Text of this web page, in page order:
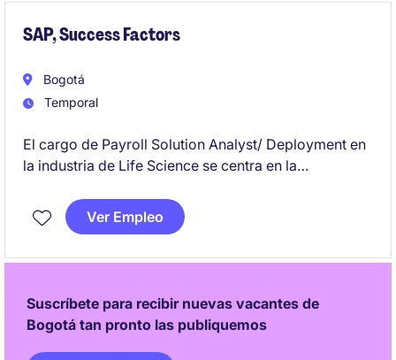
SAP, Success Factors
Bogotá
Temporal
El cargo de Payroll Solution Analyst/ Deployment en
la industria de Life Science se centra en la
relacionadas con la gestión de nómina. Este rol se
desarrollará en Bogotá y requiere habilidades
Ver Empleo
Suscríbete para recibir nuevas vacantes de
Bogotá tan pronto las publiquemos